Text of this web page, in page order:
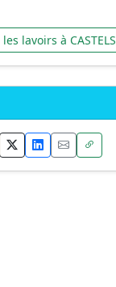
lavoirs à CASTELS